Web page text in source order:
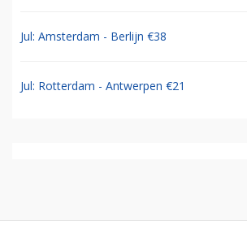
Jul: Amsterdam - Berlijn €38
Jul: Rotterdam - Antwerpen €21